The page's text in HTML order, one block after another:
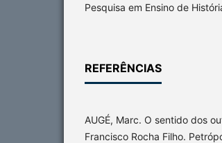
Pesquisa em Ensino de
REFERÊNCIAS
AUGÉ, Marc. O sentido dos
Francisco Rocha Filho.